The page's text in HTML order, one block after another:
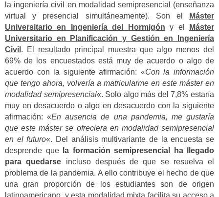
la ingeniería civil en modalidad semipresencial (enseñanza
virtual y presencial simultáneamente). Son el
Máster
Universitario en Ingeniería del Hormigón y el
Máster
Universitario en Planificación y Gestión en Ingeniería
Civil . El resultado principal muestra que algo menos del
69% de los encuestados está muy de acuerdo o algo de
acuerdo con la siguiente afirmación: «Con la información
que tengo ahora, volvería a matricularme en este máster en
modalidad semipresencial«. Solo algo más del 7,8% estaría
muy en desacuerdo o algo en desacuerdo con la siguiente
afirmación: «En ausencia de una pandemia, me gustaría
que este máster se ofreciera en modalidad semipresencial
en el futuro«. Del análisis multivariante de la encuesta se
desprende que
la formación semipresencial ha llegado
para quedarse incluso después de que se resuelva el
problema de la pandemia. A ello contribuye el hecho de que
una gran proporción de los estudiantes son de origen